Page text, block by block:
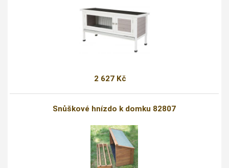
2 627 Kč
Snůškové hnízdo k domku 82807